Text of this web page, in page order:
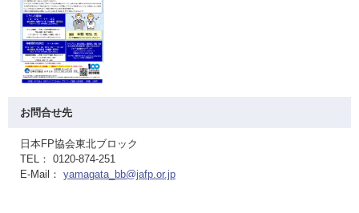
お問合せ先
日本FP協会東北ブロック
TEL： 0120-874-251
E-Mail： yamagata_bb@jafp.or.jp